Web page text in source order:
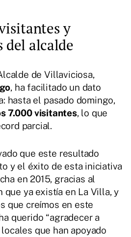
y
del alcalde
de Villaviciosa,
, ha facilitado un dato
hasta el pasado domingo,
7.000 visitantes, lo que
parcial.
que este resultado
y el éxito de esta iniciativa
en 2015, gracias al
que ya existía en La Villa, y
que creímos en este
querido “agradecer a
que han apoyado